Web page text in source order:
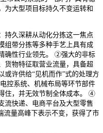
为大型项目标持久不变运转和
久深耕从动化分拣这一焦点
组带分拣等多种手艺上具有成
确性行业领先。 ②强大的非标
货物特征取营业流量，具备超
或许供给“见机而作”式的处理方
控系统、机械布局等环节部件
住，并无效节制全体成本。 ④
流快递、电商平台及大型零售
流量高峰下表示不变，获得了市